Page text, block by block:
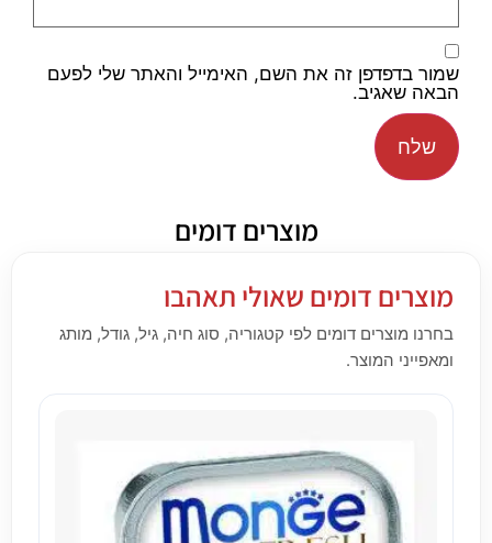
שמור בדפדפן זה את השם, האימייל והאתר שלי לפעם
הבאה שאגיב.
מוצרים דומים
מוצרים דומים שאולי תאהבו
בחרנו מוצרים דומים לפי קטגוריה, סוג חיה, גיל, גודל, מותג
ומאפייני המוצר.